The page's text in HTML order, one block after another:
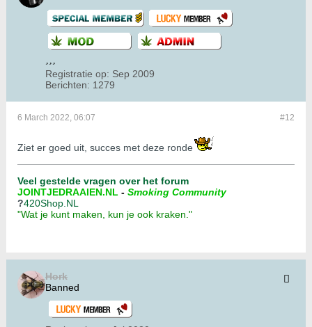
Registratie op: Sep 2009
Berichten: 1279
#12
6 March 2022, 06:07
Ziet er goed uit, succes met deze ronde
Veel gestelde vragen over het forum
JOINTJEDRAAIEN.NL - Smoking Community
?420Shop.NL
"Wat je kunt maken, kun je ook kraken."
Hork
Banned